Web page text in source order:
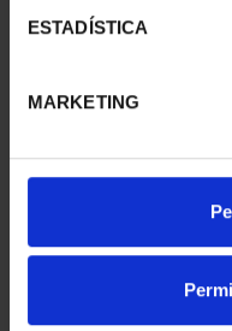
ESTADÍSTICA
MARKETING
GOYA (2021) QUITASOL
153,00 €